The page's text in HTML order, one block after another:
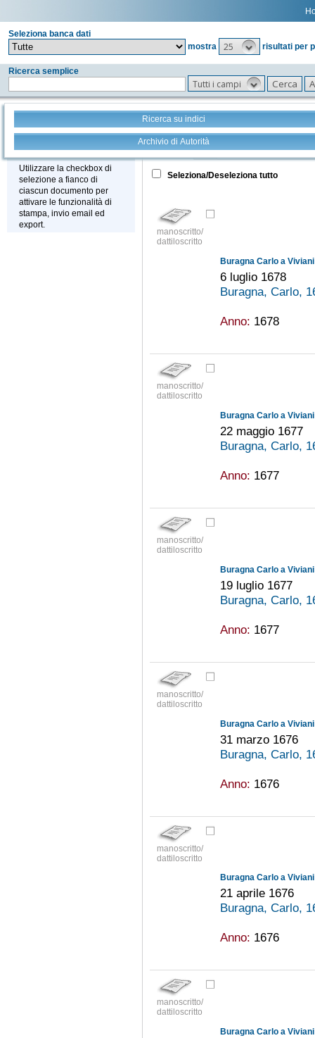
Seleziona banca dati
mostra
25 risultati per
Ricerca semplice
Tutti i campi
Ricerca su indici
Archivio di Autorità
Stampa - Email - Export
Utilizzare la checkbox di
selezione a fianco di
ciascun documento per
attivare le funzionalità di
stampa, invio email ed
export.
Tutto +
Seleziona/Deseleziona tutto
manoscritto/
dattiloscritto
Buragna Carlo a
6 luglio 1678
Buragna, Carlo,
Anno: 1678
manoscritto/
dattiloscritto
Buragna Carlo a
22 maggio 1677
Buragna, Carlo,
Anno: 1677
manoscritto/
dattiloscritto
Buragna Carlo a
19 luglio 1677
Buragna, Carlo,
Anno: 1677
manoscritto/
dattiloscritto
Buragna Carlo a
31 marzo 1676
Buragna, Carlo,
Anno: 1676
manoscritto/
dattiloscritto
Buragna Carlo a
21 aprile 1676
Buragna, Carlo,
Anno: 1676
manoscritto/
dattiloscritto
Buragna Carlo a